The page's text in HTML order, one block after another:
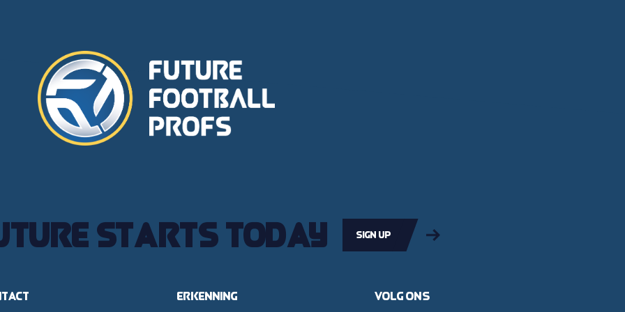
starts today Sign up
Erkenning Volg ons